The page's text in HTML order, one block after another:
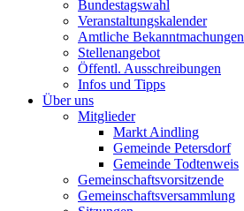
Bundestagswahl
Veranstaltungskalender
Amtliche Bekanntmachungen
Stellenangebot
Öffentl. Ausschreibungen
Infos und Tipps
Über uns
Mitglieder
Markt Aindling
Gemeinde Petersdorf
Gemeinde Todtenweis
Gemeinschaftsvorsitzende
Gemeinschaftsversammlung